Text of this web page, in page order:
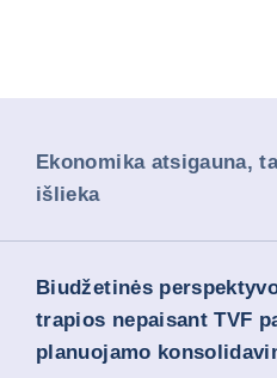
Ekonomika atsigauna,
išlieka
Biudžetinės
trapios nepaisant TVF
planuojamo